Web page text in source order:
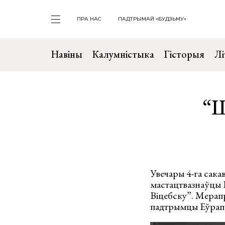
ПРА НАС ПАДТРЫМАЙ «БУДЗЬМУ»
Навіны Калумністыка Гісторыя
Увечары 4-га
мастацтвазнаўцы
Віцебску”.
падтрымцы